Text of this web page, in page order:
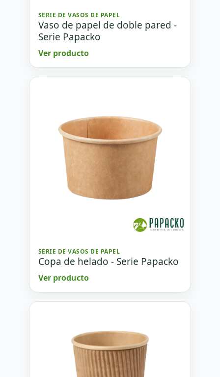
SERIE DE VASOS DE PAPEL
Vaso de papel de doble pared -
Serie Papacko
Ver producto
SERIE DE VASOS DE PAPEL
Copa de helado - Serie Papacko
Ver producto